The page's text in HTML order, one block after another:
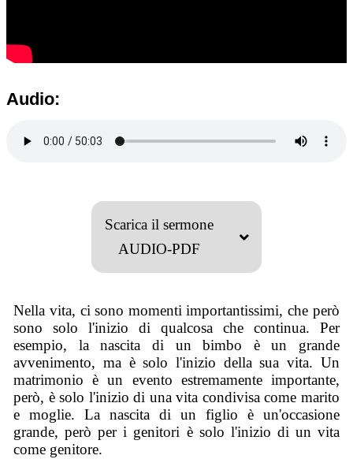
Audio:
Scarica il sermone
AUDIO-PDF
Nella vita, ci sono momenti importantissimi, che però
sono solo l'inizio di qualcosa che continua. Per
esempio, la nascita di un bimbo è un grande
avvenimento, ma è solo l'inizio della sua vita. Un
matrimonio è un evento estremamente importante,
però, è solo l'inizio di una vita condivisa come marito
e moglie. La nascita di un figlio è un'occasione
grande, però per i genitori è solo l'inizio di un vita
come genitore.